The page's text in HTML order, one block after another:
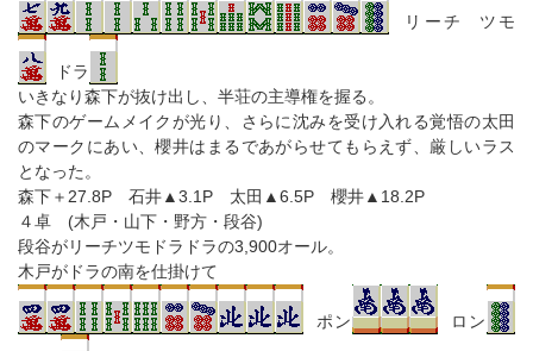
リーチ ツモ
ドラ
いきなり森下が抜け出し、半荘の主導権を握る。
森下のゲームメイクが光り、さらに沈みを受け入れる覚悟の太田
のマークにあい、櫻井はまるであがらせてもらえず、厳しいラス
となった。
森下＋27.8P 石井▲3.1P 太田▲6.5P 櫻井▲18.2P
４卓 (木戸・山下・野方・段谷)
段谷がリーチツモドラドラの3,900オール。
木戸がドラの南を仕掛けて
ポン ロン